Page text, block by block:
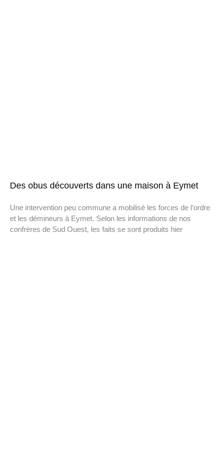
Des obus découverts dans une maison à Eymet
Une intervention peu commune a mobilisé les forces de l’ordre
et les démineurs à Eymet. Selon les informations de nos
confrères de Sud Ouest, les faits se sont produits hier